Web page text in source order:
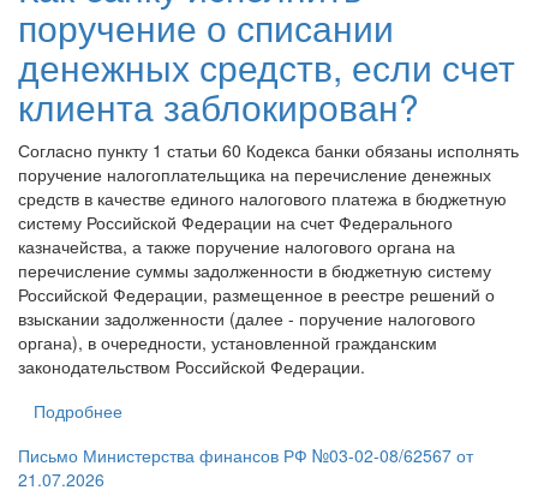
поручение о списании
денежных средств, если счет
клиента заблокирован?
Согласно пункту 1 статьи 60 Кодекса банки обязаны исполнять
поручение налогоплательщика на перечисление денежных
средств в качестве единого налогового платежа в бюджетную
систему Российской Федерации на счет Федерального
казначейства, а также поручение налогового органа на
перечисление суммы задолженности в бюджетную систему
Российской Федерации, размещенное в реестре решений о
взыскании задолженности (далее - поручение налогового
органа), в очередности, установленной гражданским
законодательством Российской Федерации.
Подробнее
Письмо Министерства финансов РФ №03-02-08/62567 от
21.07.2026